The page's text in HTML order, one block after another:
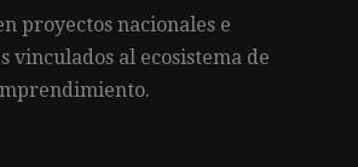
proyectos nacionales e
vinculados al ecosistema de